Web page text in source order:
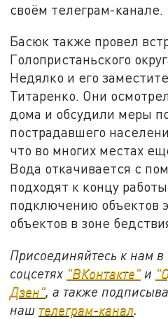
своём телеграм-канале.
Басюк также провел
Голопристаньского
Недялко и его
Титаренко. Они
дома и обсудили меры
пострадавшего
что во многих местах
Вода откачивается с
подходят к концу
подключению объектов
объектов в зоне
Присоединяйтесь к нам в
соцсетях "ВКонтакте" и
Дзен", а также
наш телеграм-канал.